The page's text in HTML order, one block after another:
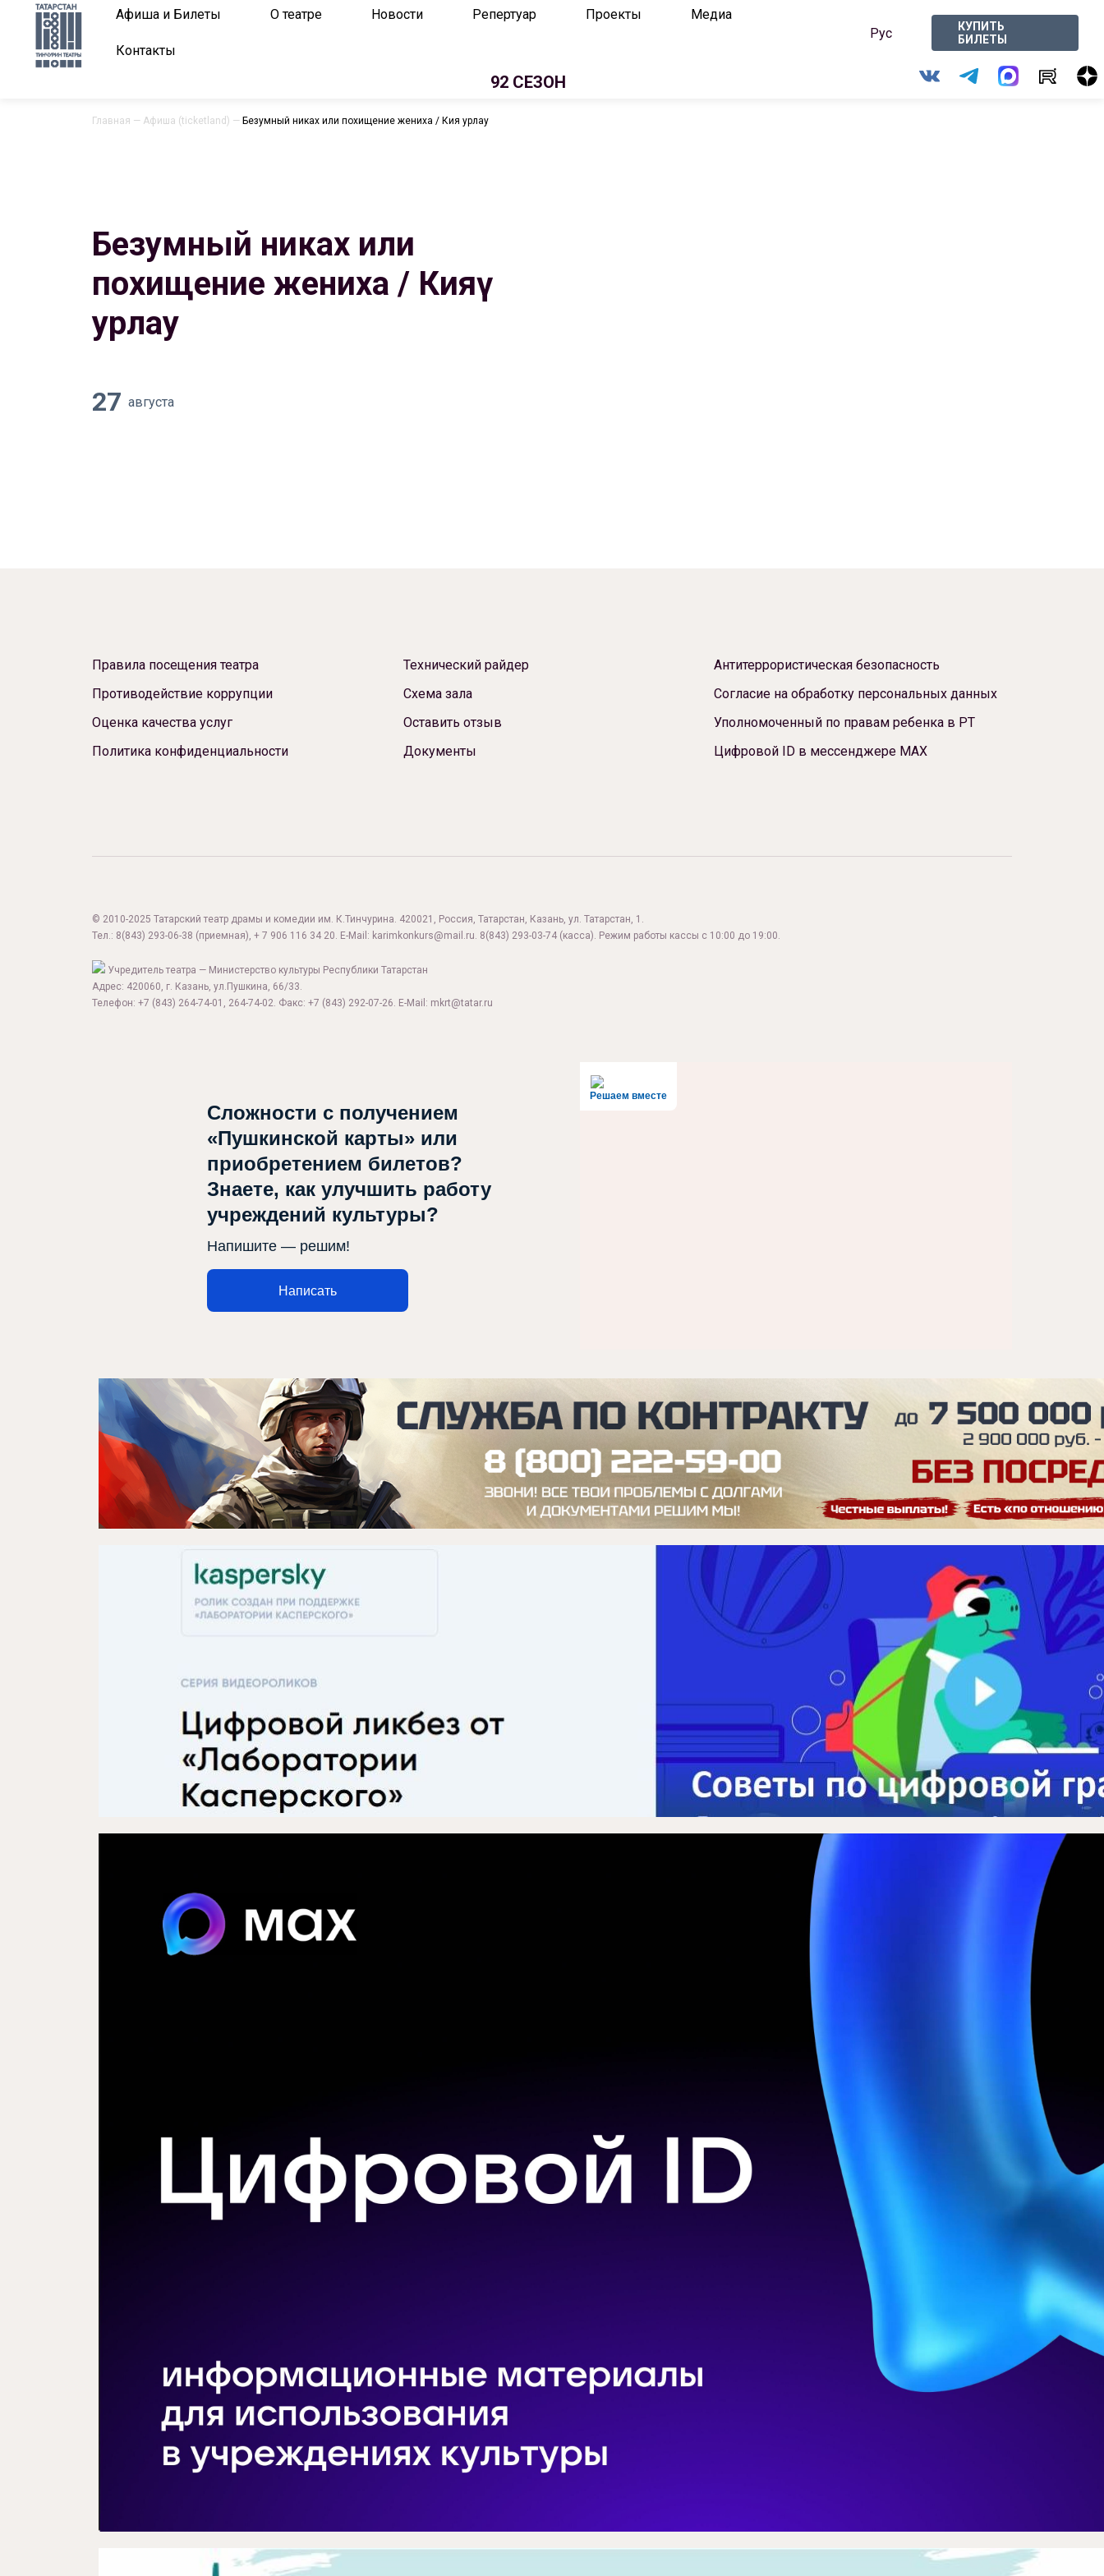
Афиша и Билеты О театре Новости Репертуар Проекты Медиа
Контакты
Рус
КУПИТЬ
БИЛЕТЫ
92 СЕЗОН
Афиша
О театре
Новости
Репертуар
Проекты
Главная — Афиша (ticketland) — Безумный никах или похищение жениха / Кияү урлау
Безумный никах или
похищение жениха / Кияү
урлау
27 августа
Правила посещения театра
Противодействие коррупции
Оценка качества услуг
Политика конфиденциальности
Технический райдер
Схема зала
Оставить отзыв
Документы
Антитеррористическая безопасность
Согласие на обработку персональных данных
Уполномоченный по правам ребенка в РТ
Цифровой ID в мессенджере МАХ
© 2010-2025 Татарский театр драмы и комедии им. К.Тинчурина. 420021, Россия, Татарстан, Казань, ул. Татарстан, 1.
Тел.: 8(843) 293-06-38 (приемная), + 7 906 116 34 20. E-Mail: karimkonkurs@mail.ru. 8(843) 293-03-74 (касса). Режим работы кассы с 10:00 до 19:00.
Учредитель театра — Министерство культуры Республики Татарстан
Адрес: 420060, г. Казань, ул.Пушкина, 66/33.
Телефон: +7 (843) 264-74-01, 264-74-02. Факс: +7 (843) 292-07-26. E-Mail: mkrt@tatar.ru
Решаем вместе
Сложности с получением
«Пушкинской карты» или
приобретением билетов?
Знаете, как улучшить работу
учреждений культуры?
Напишите — решим!
Написать